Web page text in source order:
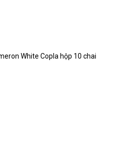
White Copla hộp 10 chai